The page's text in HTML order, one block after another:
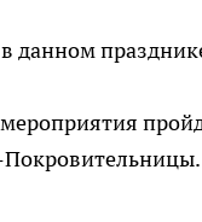
данном